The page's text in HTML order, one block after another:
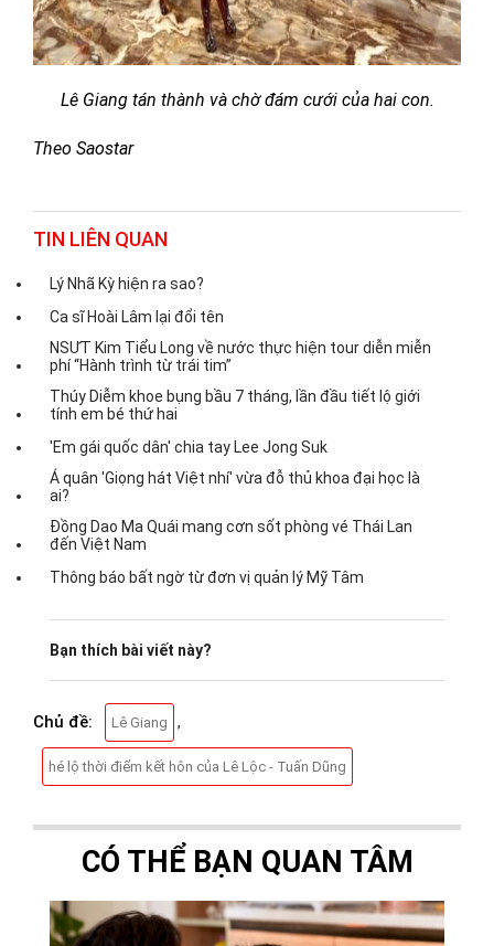
Lê Giang tán thành và chờ đám cưới của hai con.
Theo Saostar
TIN LIÊN QUAN
Lý Nhã Kỳ hiện ra sao?
Ca sĩ Hoài Lâm lại đổi tên
NSƯT Kim Tiểu Long về nước thực hiện tour diễn miễn
phí “Hành trình từ trái tim”
Thúy Diễm khoe bụng bầu 7 tháng, lần đầu tiết lộ giới
tính em bé thứ hai
'Em gái quốc dân' chia tay Lee Jong Suk
Á quân 'Giọng hát Việt nhí' vừa đỗ thủ khoa đại học là
ai?
Đồng Dao Ma Quái mang cơn sốt phòng vé Thái Lan
đến Việt Nam
Thông báo bất ngờ từ đơn vị quản lý Mỹ Tâm
Bạn thích bài viết này?
Chủ đề: Lê Giang ,
hé lộ thời điểm kết hôn của Lê Lộc - Tuấn Dũng
CÓ THỂ BẠN QUAN TÂM